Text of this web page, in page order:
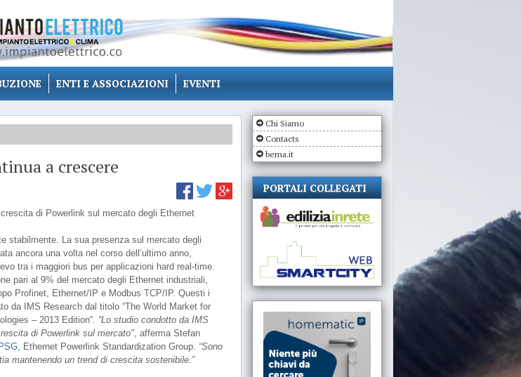
ENTI E ASSOCIAZIONI EVENTI
a crescere
di Powerlink sul mercato degli Ethernet
stabilmente. La sua presenza sul mercato degli
ancora una volta nel corso dell’ultimo anno,
tra i maggiori bus per applicazioni hard real-time.
pari al 9% del mercato degli Ethernet industriali,
Profinet, Ethernet/IP e Modbus TCP/IP. Questi i
da IMS Research dal titolo “The World Market for
– 2013 Edition“. “Lo studio condotto da IMS
di Powerlink sul mercato", afferma Stefan
, Ethernet Powerlink Standardization Group. “Sono
mantenendo un trend di crescita sostenibile.”
Chi Siamo
Contacts
bema.it
PORTALI COLLEGATI